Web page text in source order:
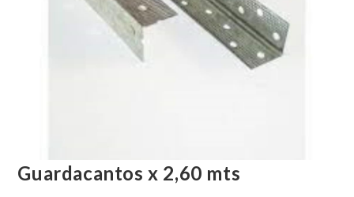
Guardacantos x 2,60 mts